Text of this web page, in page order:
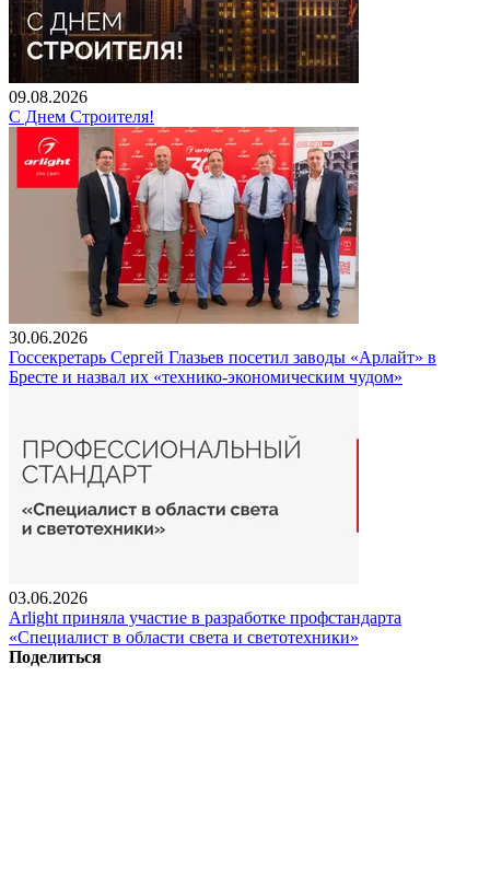
09.08.2026
С Днем Строителя!
30.06.2026
Госсекретарь Сергей Глазьев посетил заводы «Арлайт» в
Бресте и назвал их «технико-экономическим чудом»
03.06.2026
Arlight приняла участие в разработке профстандарта
«Специалист в области света и светотехники»
Поделиться